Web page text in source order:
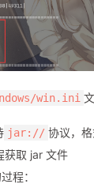
win.ini
jar:// 协议，
获取 jar 文件
程：